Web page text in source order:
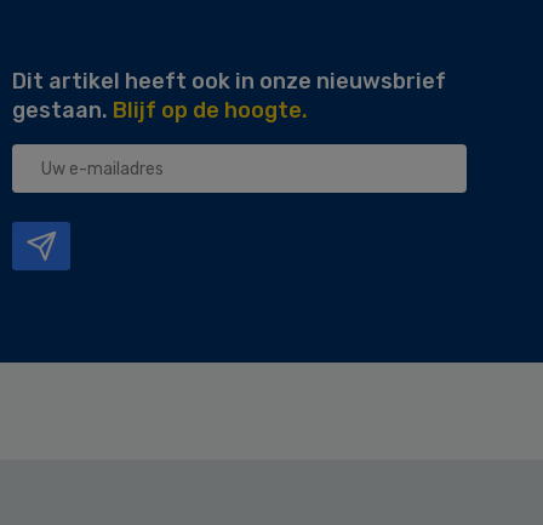
Dit artikel heeft ook in onze nieuwsbrief
gestaan. Blijf op de hoogte.
Uw